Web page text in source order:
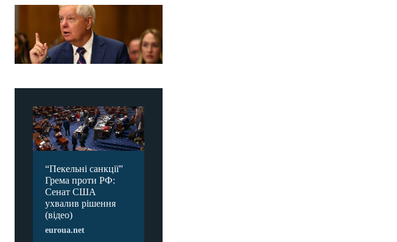
“Пекельні санкції”
Грема проти РФ:
Сенат США
ухвалив рішення
(відео)
euroua.net